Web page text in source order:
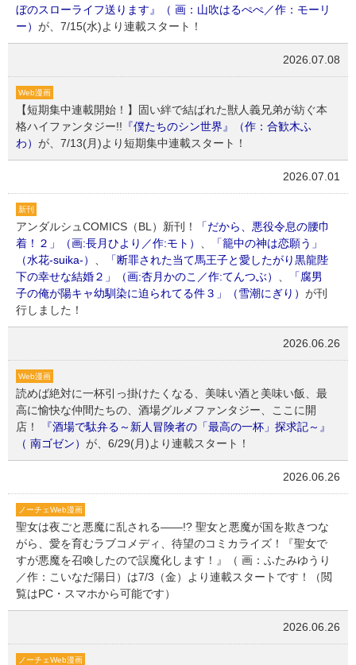
ぼのスローライフ送ります』（ 画：山吹はるぺぺ／作：モーリ
ー） が、7/15(水)より連載スタート！
2026.07.08
Web漫画
【短期集中連載開始！】固い絆で結ばれた獣人義兄弟が紡ぐ本
格ハイファンタジー!! 『僕たちのシン世界』（作：合歓木ふ
わ） が、7/13(月)より短期集中連載スタート！
2026.07.01
新刊
アンダルシュCOMICS（BL）新刊！
「だから、悪役令息の腰巾
着！２」（画:長月ひより／作:モト）
「籠中の神は恋願う」
（水花-suika-）
「断罪された当て馬王子と愛したがり黒龍陛
下の幸せな結婚２」（画:杏月かのこ／作:てんつぶ）
「腐男
子の俺が陽キャ幼馴染に迫られてる件３」（雪潮にぎり） が刊
行しました！
2026.06.26
Web漫画
読めば絶対に一杯引っ掛けたくなる、美味い酒と美味い飯、最
高に愉快な仲間たちの、酒場グルメファンタジー、ここに開
店！
『酒場で駄弁る～新人冒険者の「最高の一杯」探求記～』
（ 南ゴゼン） が、6/29(月)より連載スタート！
2026.06.26
ノーチェWeb漫画
聖女は夜ごと悪魔に乱される――!? 聖女と悪魔が国を欺きつな
がら、愛を育むラブコメディ、待望のコミカライズ！『聖女で
すが悪魔を召喚したので誤魔化します！』（ 画：ふたみゆうり
／作：こいなだ陽日）は7/3（金）より連載スタートです！（閲
覧はPC・スマホから可能です）
2026.06.26
ノーチェWeb漫画